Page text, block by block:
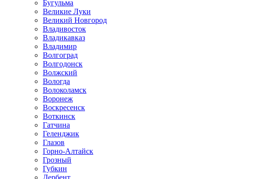
Бугульма
Великие Луки
Великий Новгород
Владивосток
Владикавказ
Владимир
Волгоград
Волгодонск
Волжский
Вологда
Волоколамск
Воронеж
Воскресенск
Воткинск
Гатчина
Геленджик
Глазов
Горно-Алтайск
Грозный
Губкин
Дербент